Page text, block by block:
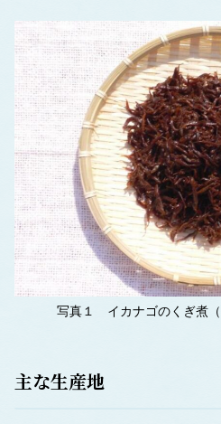
写真１ イカナゴのくぎ煮（
主な生産地